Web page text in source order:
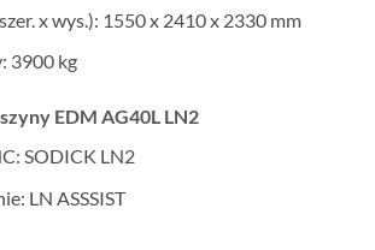
x wys.): 1550 x 2410 x 2330 mm
3900 kg
EDM AG40L LN2
SODICK LN2
LN ASSSIST